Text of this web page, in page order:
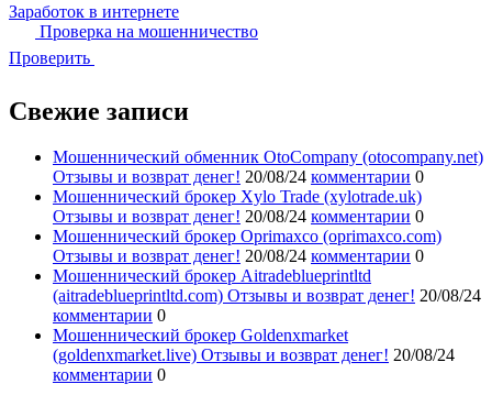
Заработок в интернете
Проверка на мошенничество
Проверить
Свежие записи
Мошеннический обменник OtoCompany (otocompany.net)
Отзывы и возврат денег! 20/08/24 комментарии 0
Мошеннический брокер Xylo Trade (xylotrade.uk)
Отзывы и возврат денег! 20/08/24 комментарии 0
Мошеннический брокер Oprimaxco (oprimaxco.com)
Отзывы и возврат денег! 20/08/24 комментарии 0
Мошеннический брокер Aitradeblueprintltd
(aitradeblueprintltd.com) Отзывы и возврат денег! 20/08/24
комментарии 0
Мошеннический брокер Goldenxmarket
(goldenxmarket.live) Отзывы и возврат денег! 20/08/24
комментарии 0